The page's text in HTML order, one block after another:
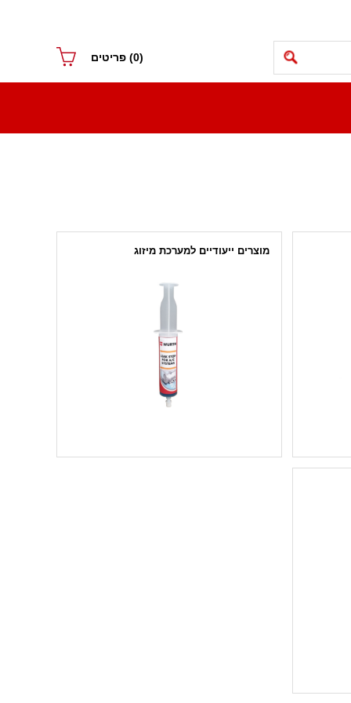
(0) פריטים
מוצרים ייעודיים למערכת מיזוג